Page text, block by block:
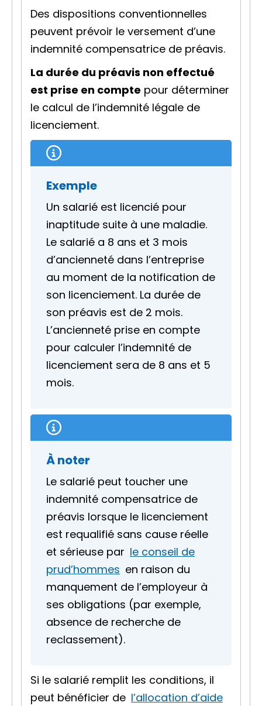
Des dispositions conventionnelles
peuvent prévoir le versement d’une
indemnité compensatrice de préavis.
La durée du préavis non effectué
est prise en compte pour déterminer
le calcul de l’indemnité légale de
licenciement.
Exemple
Un salarié est licencié pour
inaptitude suite à une maladie.
Le salarié a 8 ans et 3 mois
d’ancienneté dans l’entreprise
au moment de la notification de
son licenciement. La durée de
son préavis est de 2 mois.
L’ancienneté prise en compte
pour calculer l’indemnité de
licenciement sera de 8 ans et 5
mois.
À noter
Le salarié peut toucher une
indemnité compensatrice de
préavis lorsque le licenciement
est requalifié sans cause réelle
et sérieuse par le conseil de
prud’hommes en raison du
manquement de l’employeur à
ses obligations (par exemple,
absence de recherche de
reclassement).
Si le salarié remplit les conditions, il
peut bénéficier de l’allocation d’aide